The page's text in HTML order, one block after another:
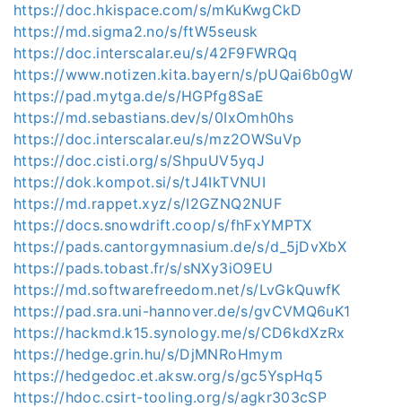
https://doc.hkispace.com/s/mKuKwgCkD
https://md.sigma2.no/s/ftW5seusk
https://doc.interscalar.eu/s/42F9FWRQq
https://www.notizen.kita.bayern/s/pUQai6b0gW
https://pad.mytga.de/s/HGPfg8SaE
https://md.sebastians.dev/s/0IxOmh0hs
https://doc.interscalar.eu/s/mz2OWSuVp
https://doc.cisti.org/s/ShpuUV5yqJ
https://dok.kompot.si/s/tJ4IkTVNUI
https://md.rappet.xyz/s/I2GZNQ2NUF
https://docs.snowdrift.coop/s/fhFxYMPTX
https://pads.cantorgymnasium.de/s/d_5jDvXbX
https://pads.tobast.fr/s/sNXy3iO9EU
https://md.softwarefreedom.net/s/LvGkQuwfK
https://pad.sra.uni-hannover.de/s/gvCVMQ6uK1
https://hackmd.k15.synology.me/s/CD6kdXzRx
https://hedge.grin.hu/s/DjMNRoHmym
https://hedgedoc.et.aksw.org/s/gc5YspHq5
https://hdoc.csirt-tooling.org/s/agkr303cSP